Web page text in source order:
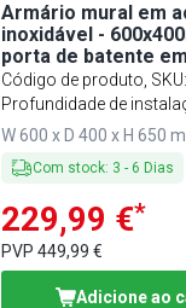
Armário mural em
inoxidável -
porta de batente
650mm de altura
Código de produto, SKU:
Profundidade de
W 600 x D 400 x H 650
Com stock: 3 - 6 Dias
229,99 €*
PVP 449,99 €
Adicione ao